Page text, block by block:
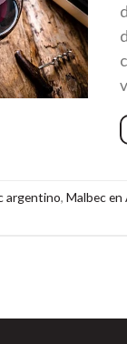
argentino, Malbec en